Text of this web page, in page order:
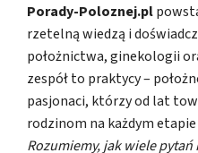
Porady-Poloznej.pl
rzetelną wiedzą i
położnictwa, ginekologii
zespół to praktycy –
pasjonaci, którzy od lat
rodzinom na każdym
Rozumiemy, jak wiele